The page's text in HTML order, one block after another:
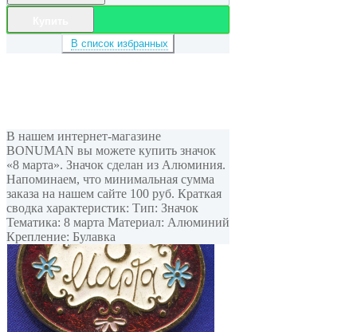
В список избранных
В нашем интернет-магазине
BONUMAN вы можете купить значок
«8 марта». Значок сделан из Алюминия.
Напоминаем, что минимальная сумма
заказа на нашем сайте 100 руб. Краткая
сводка характеристик: Тип: Значок
Тематика: 8 марта Материал: Алюминий
Крепление: Булавка